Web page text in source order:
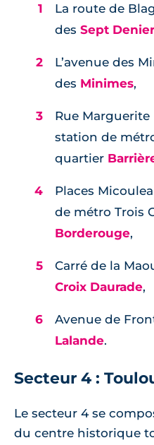
La route de
des Sept
L’avenue des
des Minimes,
Rue Marguerite
station de
quartier
Places
de métro Trois
Borderouge,
Carré de la
Croix Daurade,
Avenue de
Lalande.
Secteur 4 :
Le secteur 4 se
du centre historique